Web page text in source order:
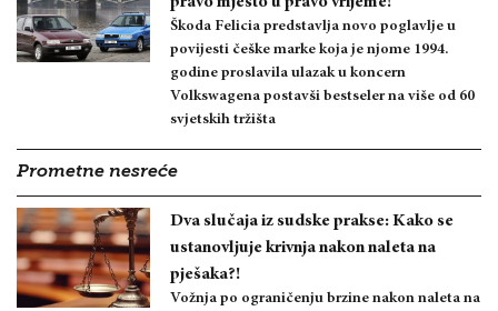
Škoda Felicia predstavlja novo poglavlje u
povijesti češke marke koja je njome 1994.
godine proslavila ulazak u koncern
Volkswagena postavši bestseler na više od 60
svjetskih tržišta
Prometne nesreće
Dva slučaja iz sudske prakse: Kako se
ustanovljuje krivnja nakon naleta na
pješaka?!
Vožnja po ograničenju brzine nakon naleta na